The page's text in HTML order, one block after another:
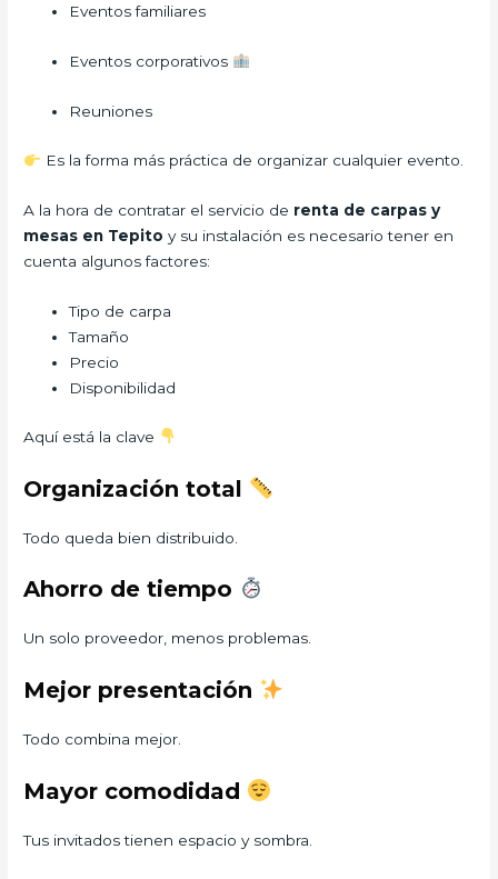
Eventos familiares
Eventos corporativos
Reuniones
Es la forma más práctica de organizar cualquier evento.
A la hora de contratar el servicio de renta de carpas y
mesas en Tepito y su instalación es necesario tener en
cuenta algunos factores:
Tipo de carpa
Tamaño
Precio
Disponibilidad
Aquí está la clave
Organización total
Todo queda bien distribuido.
Ahorro de tiempo
Un solo proveedor, menos problemas.
Mejor presentación
Todo combina mejor.
Mayor comodidad
Tus invitados tienen espacio y sombra.